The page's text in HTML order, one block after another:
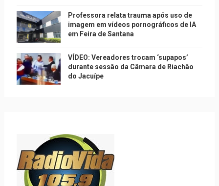
Professora relata trauma após uso de
imagem em vídeos pornográficos de IA
em Feira de Santana
VÍDEO: Vereadores trocam ‘supapos’
durante sessão da Câmara de Riachão
do Jacuípe